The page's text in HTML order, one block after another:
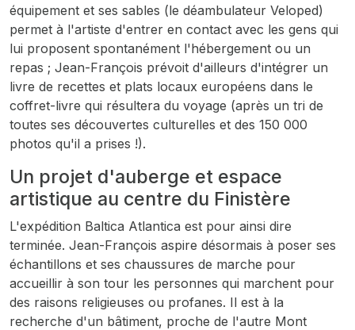
équipement et ses sables (le déambulateur Veloped)
permet à l'artiste d'entrer en contact avec les gens qui
lui proposent spontanément l'hébergement ou un
repas ; Jean-François prévoit d'ailleurs d'intégrer un
livre de recettes et plats locaux européens dans le
coffret-livre qui résultera du voyage (après un tri de
toutes ses découvertes culturelles et des 150 000
photos qu'il a prises !).
Un projet d'auberge et espace
artistique au centre du Finistère
L'expédition Baltica Atlantica est pour ainsi dire
terminée. Jean-François aspire désormais à poser ses
échantillons et ses chaussures de marche pour
accueillir à son tour les personnes qui marchent pour
des raisons religieuses ou profanes. Il est à la
recherche d'un bâtiment, proche de l'autre Mont